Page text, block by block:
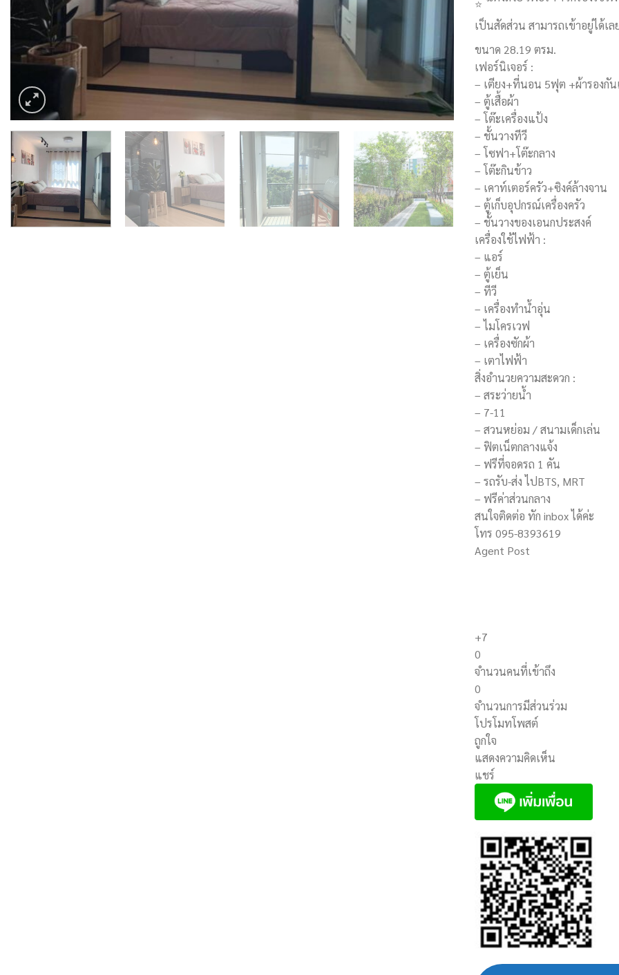
เป็นสัดส่วน สามารถเข้าอยู่ได้เล
ขนาด 28.19 ตรม.
เฟอร์นิเจอร์ :
– เตียง+ที่นอน​ 5ฟุต +ผ้ารองกั
– ตู้เสื้อผ้า
– โต๊ะเครื่องแป้ง
– ชั้นวางทีวี
– โซฟา+โต๊ะกลาง
– โต๊ะกินข้าว
– เคาท์เตอร์ครัว​+ซิงค์ล้างจาน
– ตู้เก็บอุปกรณ์เครื่องครัว
– ชั้นวางของเอนกประสงค์
เครื่องใช้ไฟฟ้า :
– แอร์
– ตู้เย็น
– ทีวี
– เครื่อง​ทำน้ำอุ่น
– ไมโครเวฟ
– เครื่องซักผ้า
– เตาไฟฟ้า
สิ่งอำนวยความสะดวก :
– สระว่ายน้ำ
– 7-11
– สวนหย่อม / สนามเด็กเล่น
– ฟิตเน็ตกลางแจ้ง
– ฟรีที่จอดรถ 1 คัน
– รถรับ-ส่ง ไปBTS, MRT
– ฟรีค่าส่วนกลาง
สนใจติดต่อ ทัก inbox ได้ค่ะ
โทร 095-8393619
Agent Post
+7
0
จำนวนคนที่เข้าถึง
0
จำนวนการมีส่วนร่วม
โปรโมทโพสต์
ถูกใจ
แสดงความคิดเห็น
แชร์